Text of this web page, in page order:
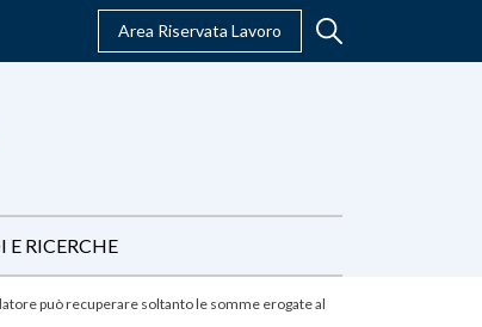
Area Riservata Lavoro
E RICERCHE
può recuperare soltanto le somme erogate al